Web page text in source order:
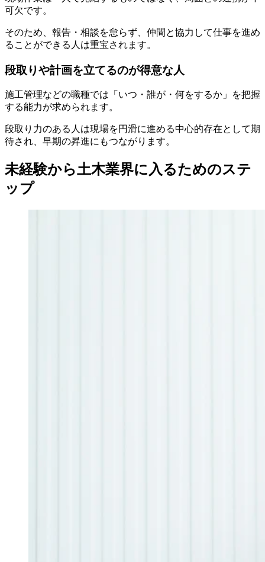
可欠です。
そのため、報告・相談を怠らず、仲間と協力して仕事を進め
ることができる人は重宝されます。
段取りや計画を立てるのが得意な人
施工管理などの職種では「いつ・誰が・何をするか」を把握
する能力が求められます。
段取り力のある人は現場を円滑に進める中心的存在として期
待され、早期の昇進にもつながります。
未経験から土木業界に入るためのステ
ップ